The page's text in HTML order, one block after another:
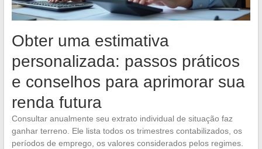
Obter uma estimativa
personalizada: passos práticos
e conselhos para aprimorar sua
renda futura
Consultar anualmente seu extrato individual de situação faz
ganhar terreno. Ele lista todos os trimestres contabilizados, os
períodos de emprego, os valores considerados pelos regimes.